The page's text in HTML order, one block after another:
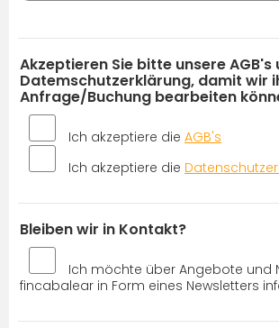
Akzeptieren Sie bitte unsere AGB's
Datemschutzerklärung, damit wir
Anfrage/Buchung bearbeiten
Ich akzeptiere die AGB's
Ich akzeptiere die
Bleiben wir in Kontakt?
Ich möchte über Angebote und
fincabalear in Form eines Newsletters